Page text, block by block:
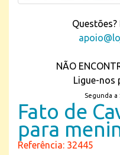
NÃO
Ligue-nos
Segunda a
Fato de
para
Referência: 32445